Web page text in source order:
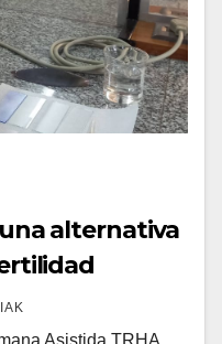
alternativa
Asistida TRHA